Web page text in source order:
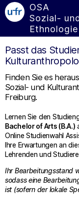
OSA
Sozial-
Ethnologie
Passt das
Finden Sie es
Sozial- und
Freiburg.
Lernen Sie den
Bachelor of Arts (B.A.)
Online Studienwahl
Ihre Erwartungen an
Lehrenden und
Ihr Bearbeitungsstand
sodass eine
ist (sofern der lokale